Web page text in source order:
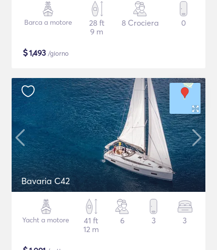
Barca a motore
28 ft
9 m
8 Crociera 0
$1,493 /giorno
Bavaria C42
Yacht a motore
41 ft
12 m
6 3 3